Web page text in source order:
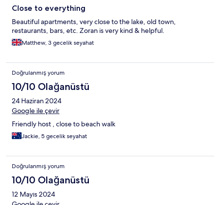
Close to everything
Beautiful apartments, very close to the lake, old town,
restaurants, bars, etc. Zoran is very kind & helpful.
Matthew, 3 gecelik seyahat
Doğrulanmış yorum
10/10 Olağanüstü
24 Haziran 2024
Google ile çevir
Friendly host , close to beach walk
Jackie, 5 gecelik seyahat
Doğrulanmış yorum
10/10 Olağanüstü
12 Mayıs 2024